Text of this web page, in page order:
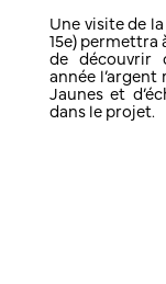
Une visite de
15e) permettra
de découvrir
année
Jaunes et
dans le projet.